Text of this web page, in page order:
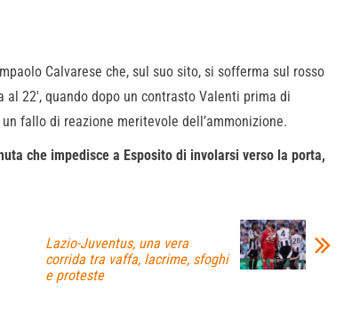
Calvarese che, sul suo sito, si sofferma sul rosso
22′, quando dopo un contrasto Valenti prima di
fallo di reazione meritevole dell’ammonizione.
che impedisce a Esposito di involarsi verso la porta,
Lazio-Juventus, una vera
corrida tra vaffa, lacrime, sfoghi
e proteste